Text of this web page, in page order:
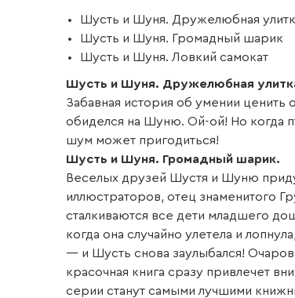
Шусть и Шуня. Дружелюбная
Шусть и Шуня. Громадный шарик
Шусть и Шуня. Ловкий самокат
Шусть и Шуня. Дружелюбная
Забавная история об умении
обиделся на Шуню. Ой-ой! Но когда
шум может пригодиться!
Шусть и Шуня. Громадный шарик.
Веселых друзей Шустя и Шуню
иллюстраторов, отец знаменитого
сталкиваются все дети младшего
когда она случайно улетела и
— и Шусть снова заулыбался!
красочная книга сразу привлечет
серии станут самыми лучшими